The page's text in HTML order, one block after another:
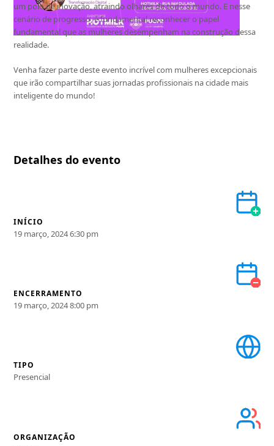
um polo de inovação, atraindo olhares de todo o mundo. E nesse
cenário de progresso, é fundamental reconhecer o papel
fundamental que as mulheres desempenham na construção dessa
realidade.
Venha fazer parte deste evento incrível com mulheres excepcionais
que irão compartilhar suas jornadas profissionais na cidade mais
inteligente do mundo!
Detalhes do evento
INÍCIO
19 março, 2024 6:30 pm
ENCERRAMENTO
19 março, 2024 8:00 pm
TIPO
Presencial
ORGANIZAÇÃO